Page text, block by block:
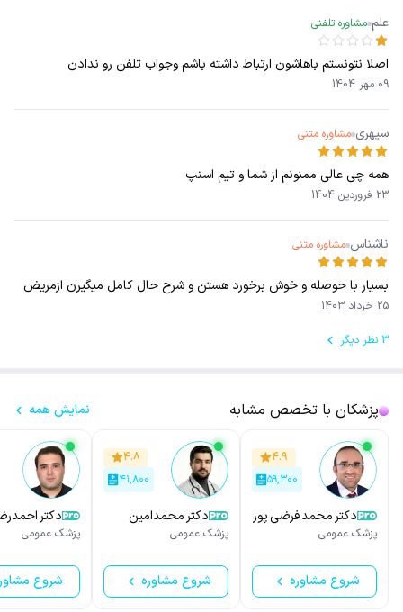
علم مشاوره تلفنی
اصلا نتونستم باهاشون ارتباط داشته باشم وجواب تلفن رو ندادن
09 مهر 1404
سپهری مشاوره متنی
همه چی عالی ممنونم از شما و تیم اسنپ
23 فروردین 1404
ناشناس مشاوره متنی
بسیار با حوصله و خوش برخورد هستن و شرح حال کامل میگیرن ازمریض
25 خرداد 1403
3 نظر دیگر
پزشکان با تخصص مشابه نمایش همه
۴.۹
۵۹,۳۰۰
دکتر محمد فرضی پور
پزشک عمومی
شروع مشاوره
۴.۸
۴۱,۸۰۰
دکتر محمدامین
ولیئی
پزشک عمومی
شروع مشاوره
دکتر
پور
پزشک عمومی
شروع